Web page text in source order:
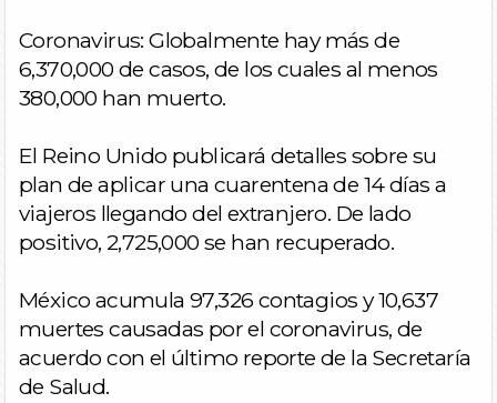
Coronavirus: Globalmente hay más de
6,370,000 de casos, de los cuales al menos
380,000 han muerto.
El Reino Unido publicará detalles sobre su
plan de aplicar una cuarentena de 14 días a
viajeros llegando del extranjero. De lado
positivo, 2,725,000 se han recuperado.
México acumula 97,326 contagios y 10,637
muertes causadas por el coronavirus, de
acuerdo con el último reporte de la Secretaría
de Salud.